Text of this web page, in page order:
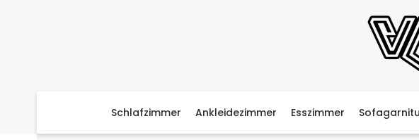
Schlafzimmer Ankleidezimmer Esszimmer